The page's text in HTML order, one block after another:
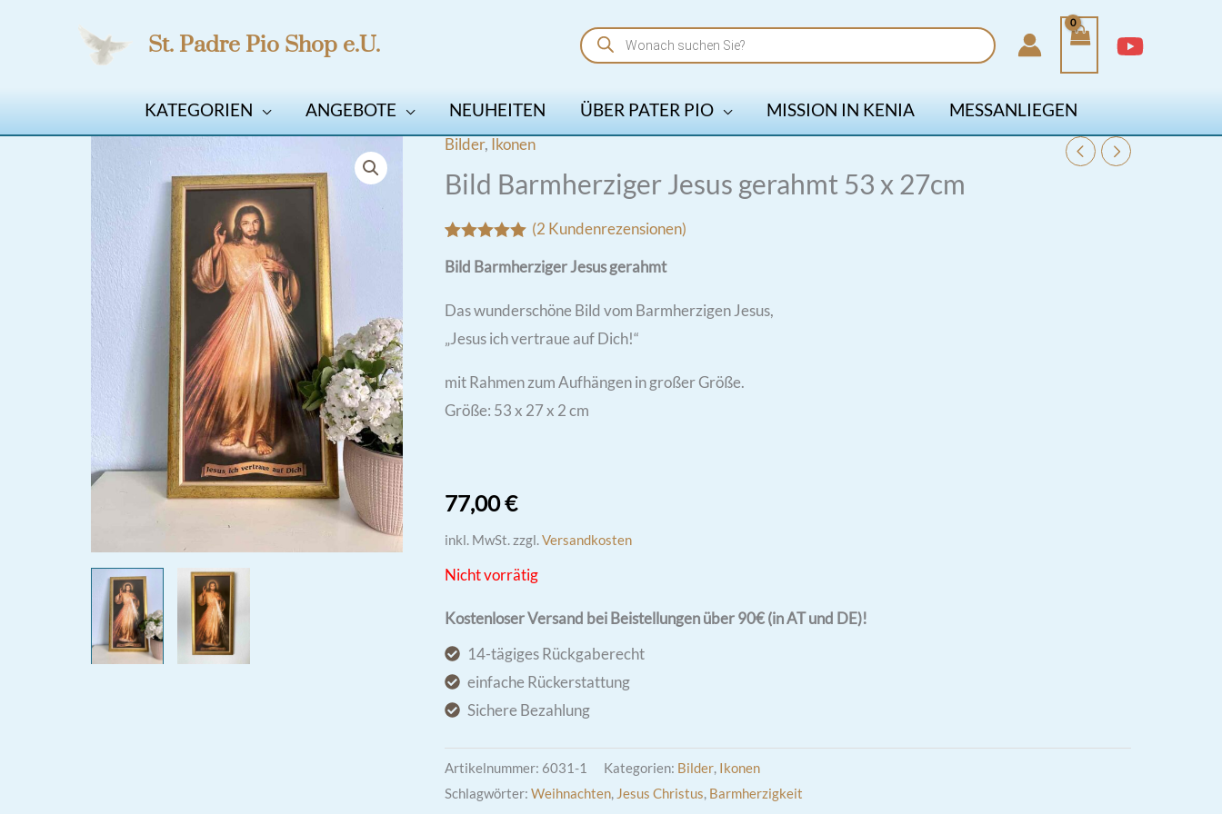
St. Padre Pio Shop e.U.
Products
search
KATEGORIEN ANGEBOTE NEUHEITEN ÜBER PATER PIO MISSION IN KENIA MESSANLIEGEN
Bilder, Ikonen
Bild Barmherziger Jesus gerahmt 53 x 27cm
5.00 von 5,
Kundenbewertungen
(2 Kundenrezensionen)
Bild Barmherziger Jesus gerahmt
Das wunderschöne Bild vom Barmherzigen Jesus,
„Jesus ich vertraue auf Dich!“
mit Rahmen zum Aufhängen in großer Größe.
Größe: 53 x 27 x 2 cm
77,00€
inkl. MwSt.zzgl.Versandkosten
Nicht vorrätig
Kostenloser Versand bei Beistellungen über 90€ (in AT und DE)!
14-tägiges Rückgaberecht
einfache Rückerstattung
Sichere Bezahlung
Artikelnummer: 6031-1 Kategorien: Bilder, Ikonen
Schlagwörter: Weihnachten, Jesus Christus, Barmherzigkeit